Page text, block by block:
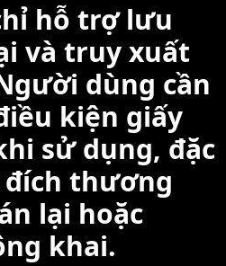
hỗ trợ lưu
và truy xuất
dùng cần
kiện giấy
sử dụng, đặc
thương
lại hoặc
khai.